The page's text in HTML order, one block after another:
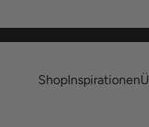
ShopInspirationen